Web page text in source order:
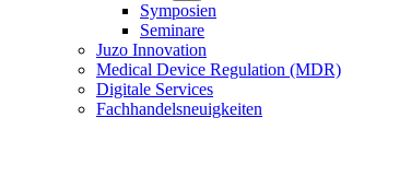
Symposien
Seminare
Juzo Innovation
Medical Device Regulation (MDR)
Digitale Services
Fachhandelsneuigkeiten